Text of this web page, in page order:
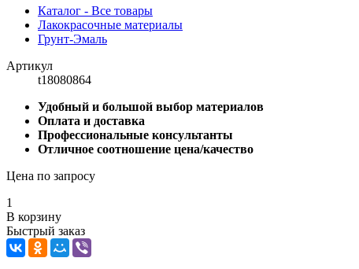
Каталог - Все товары
Лакокрасочные материалы
Грунт-Эмаль
Артикул
t18080864
Удобный и большой выбор материалов
Оплата и доставка
Профессиональные консультанты
Отличное соотношение цена/качество
Цена по запросу
1
В корзину
Быстрый заказ